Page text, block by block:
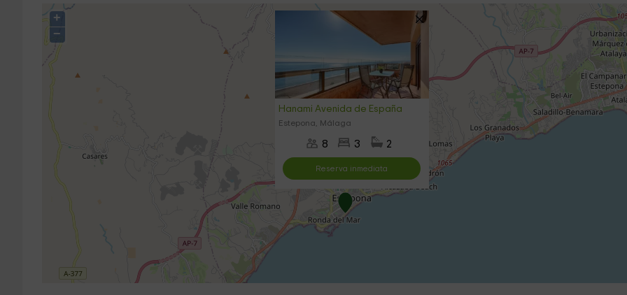
Hanami Avenida de España
Estepona, Málaga
8 3 2
Reserva inmediata
+
−